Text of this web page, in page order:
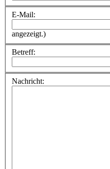
E-Mail:
angezeigt.)
Betreff:
Nachricht: